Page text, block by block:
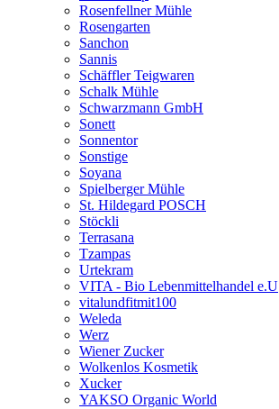
Rosenfellner Mühle
Rosengarten
Sanchon
Sannis
Schäffler Teigwaren
Schalk Mühle
Schwarzmann GmbH
Sonett
Sonnentor
Sonstige
Soyana
Spielberger Mühle
St. Hildegard POSCH
Stöckli
Terrasana
Tzampas
Urtekram
VITA - Bio Lebenmittelhandel e.U
vitalundfitmit100
Weleda
Werz
Wiener Zucker
Wolkenlos Kosmetik
Xucker
YAKSO Organic World